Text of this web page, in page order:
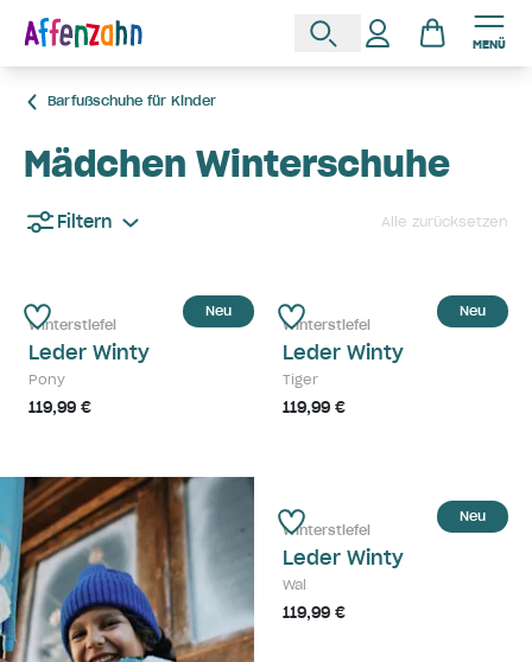
MENÜ
Barfußschuhe für Kinder
Mädchen Winterschuhe
Filtern Alle zurücksetzen
Neu
Winterstiefel
Leder Winty
Pony
119,99 €
Neu
Winterstiefel
Leder Winty
Tiger
119,99 €
Neu
Winterstiefel
Leder Winty
Wal
119,99 €